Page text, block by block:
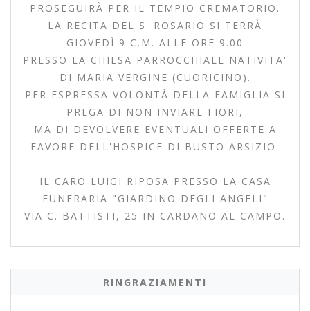
PROSEGUIRÀ PER IL TEMPIO CREMATORIO.
LA RECITA DEL S. ROSARIO SI TERRÀ
GIOVEDÌ 9 C.M. ALLE ORE 9.00
PRESSO LA CHIESA PARROCCHIALE NATIVITA'
DI MARIA VERGINE (CUORICINO).
PER ESPRESSA VOLONTÀ DELLA FAMIGLIA SI
PREGA DI NON INVIARE FIORI,
MA DI DEVOLVERE EVENTUALI OFFERTE A
FAVORE DELL'HOSPICE DI BUSTO ARSIZIO.
IL CARO LUIGI RIPOSA PRESSO LA CASA
FUNERARIA "GIARDINO DEGLI ANGELI"
VIA C. BATTISTI, 25 IN CARDANO AL CAMPO.
RINGRAZIAMENTI